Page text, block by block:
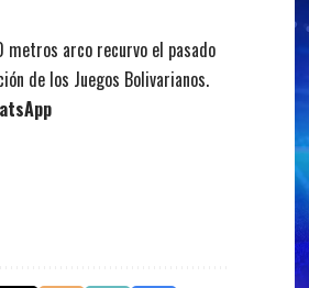
metros arco recurvo el pasado
de los Juegos Bolivarianos.